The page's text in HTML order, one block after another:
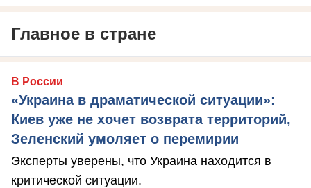
Главное в стране
В России
«Украина в драматической ситуации»:
Киев уже не хочет возврата территорий,
Зеленский умоляет о перемирии
Эксперты уверены, что Украина находится в
критической ситуации.